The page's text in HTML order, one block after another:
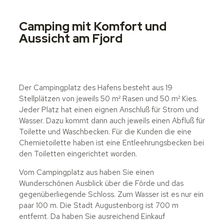
Camping mit Komfort und
Aussicht am Fjord
Der Campingplatz des Hafens besteht aus 19
Stellplätzen von jeweils 50 m² Rasen und 50 m² Kies.
Jeder Platz hat einen eignen Anschluß für Strom und
Wasser. Dazu kommt dann auch jeweils einen Abfluß für
Toilette und Waschbecken. Für die Kunden die eine
Chemietoilette haben ist eine Entleehrungsbecken bei
den Toiletten eingerichtet worden.
Vom Campingplatz aus haben Sie einen
Wunderschönen Ausblick über die Förde und das
gegenüberliegende Schloss. Zum Wasser ist es nur ein
paar 100 m. Die Stadt Augustenborg ist 700 m
entfernt. Da haben Sie ausreichend Einkauf